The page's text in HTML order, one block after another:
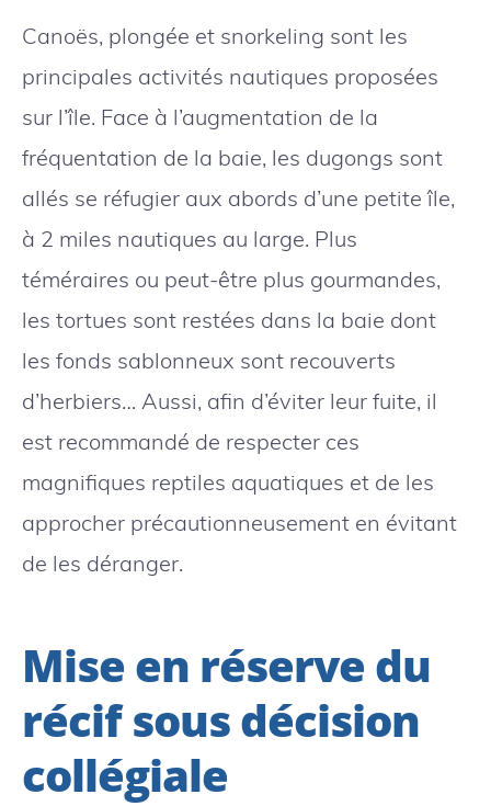
Canoës, plongée et snorkeling sont les
principales activités nautiques proposées
sur l’île. Face à l’augmentation de la
fréquentation de la baie, les dugongs sont
allés se réfugier aux abords d’une petite île,
à 2 miles nautiques au large. Plus
téméraires ou peut-être plus gourmandes,
les tortues sont restées dans la baie dont
les fonds sablonneux sont recouverts
d’herbiers… Aussi, afin d’éviter leur fuite, il
est recommandé de respecter ces
magnifiques reptiles aquatiques et de les
approcher précautionneusement en évitant
de les déranger.
Mise en réserve du
récif sous décision
collégiale